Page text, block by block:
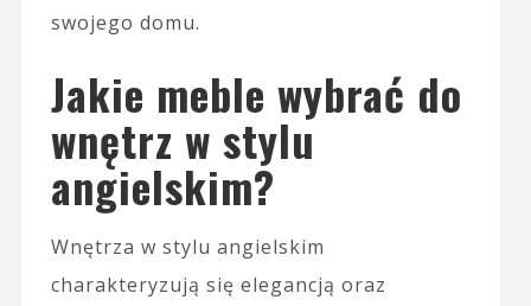
swojego domu.
Jakie meble wybrać do
wnętrz w stylu
angielskim?
Wnętrza w stylu angielskim
charakteryzują się elegancją oraz